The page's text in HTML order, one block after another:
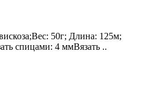
50г; Длина: 125м;
спицами: 4 ммВязать ..